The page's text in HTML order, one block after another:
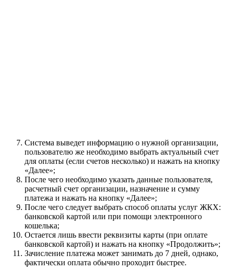
Система выведет информацию о нужной организации,
пользователю же необходимо выбрать актуальный счет
для оплаты (если счетов несколько) и нажать на кнопку
«Далее»;
После чего необходимо указать данные пользователя,
расчетный счет организации, назначение и сумму
платежа и нажать на кнопку «Далее»;
После чего следует выбрать способ оплаты услуг ЖКХ:
банковской картой или при помощи электронного
кошелька;
Остается лишь ввести реквизиты карты (при оплате
банковской картой) и нажать на кнопку «Продолжить»;
Зачисление платежа может занимать до 7 дней, однако,
фактически оплата обычно проходит быстрее.